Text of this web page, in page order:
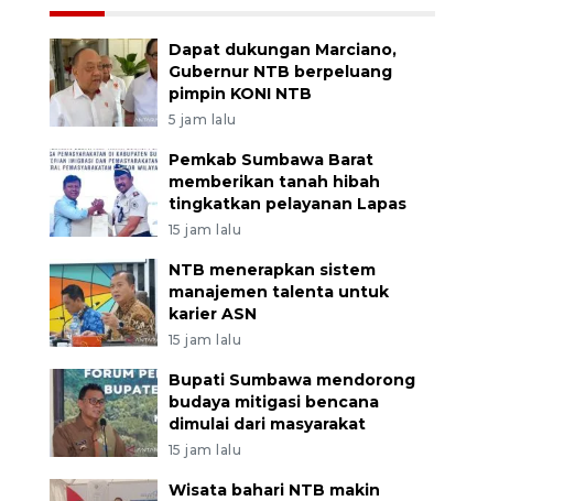
Dapat dukungan Marciano,
Gubernur NTB berpeluang
pimpin KONI NTB
5 jam lalu
Pemkab Sumbawa Barat
memberikan tanah hibah
tingkatkan pelayanan Lapas
15 jam lalu
NTB menerapkan sistem
manajemen talenta untuk
karier ASN
15 jam lalu
Bupati Sumbawa mendorong
budaya mitigasi bencana
dimulai dari masyarakat
15 jam lalu
Wisata bahari NTB makin